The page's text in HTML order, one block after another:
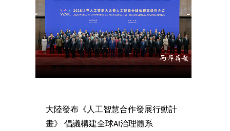
大陸發布《人工智慧合作發展行動計
畫》 倡議構建全球AI治理體系